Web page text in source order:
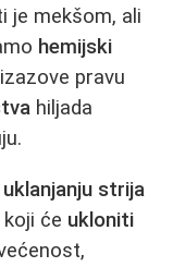
je mekšom, ali
hemijski
pravu
hiljada
uklanjanju strija
će ukloniti